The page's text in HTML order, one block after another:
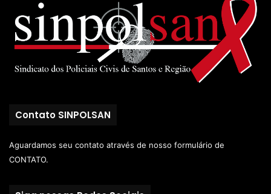
Contato SINPOLSAN
Aguardamos seu contato através de nosso formulário de
CONTATO.